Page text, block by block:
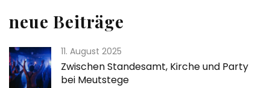
neue Beiträge
11. August 2025
Zwischen Standesamt, Kirche und Party
bei Meutstege